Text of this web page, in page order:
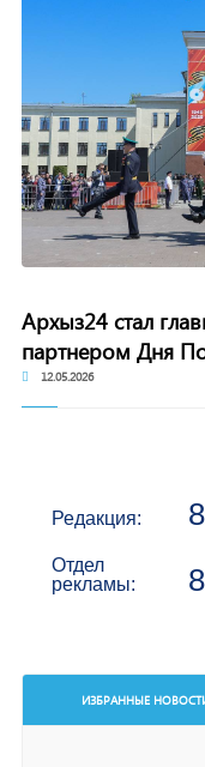
Архыз24 стал
партнером Дня
12.05.2026
Редакция:
Отдел
рекламы:
ИЗБРАННЫЕ